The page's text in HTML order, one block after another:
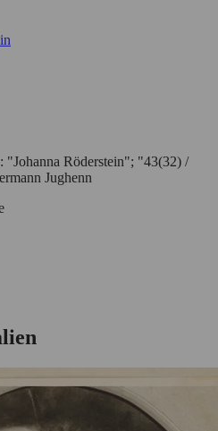
"Johanna Röderstein"; "43(32) /
Jughenn